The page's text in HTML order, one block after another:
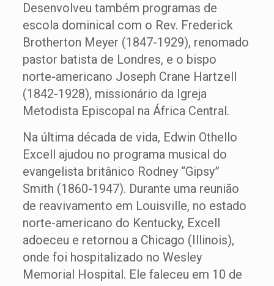
Desenvolveu também programas de
escola dominical com o Rev. Frederick
Brotherton Meyer (1847-1929), renomado
pastor batista de Londres, e o bispo
norte-americano Joseph Crane Hartzell
(1842-1928), missionário da Igreja
Metodista Episcopal na África Central.
Na última década de vida, Edwin Othello
Excell ajudou no programa musical do
evangelista britânico Rodney “Gipsy”
Smith (1860-1947). Durante uma reunião
de reavivamento em Louisville, no estado
norte-americano do Kentucky, Excell
adoeceu e retornou a Chicago (Illinois),
onde foi hospitalizado no Wesley
Memorial Hospital. Ele faleceu em 10 de